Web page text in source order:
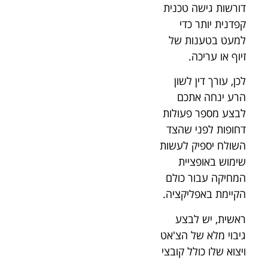
דורשות גישה טכנית
קפדנית יותר כדי
למעט בטענות של
זיוף או עריכה.
לכן, עורך דין לשון
הרע ינחה אתכם
לבצע מספר פעולות
דחופות לפני שהצד
השולח יספיק לעשות
שימוש באופציית
המחיקה עבור כולם
הקיימת באפליקציה.
ראשית, יש לבצע
גיבוי מלא של הצ'אט
ויצוא שלו כולל קובצי